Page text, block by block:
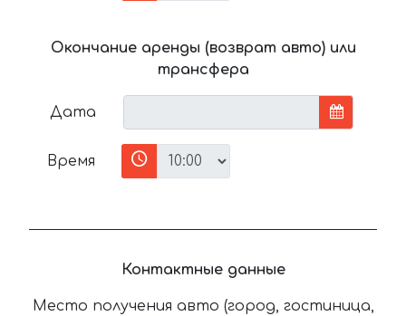
Окончание аренды (возврат авто) или
трансфера
Дата
Время
Контактные данные
Место получения авто (город, гостиница,